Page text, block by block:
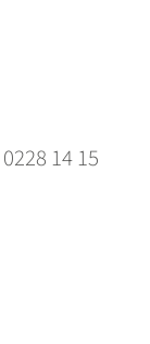
14 15